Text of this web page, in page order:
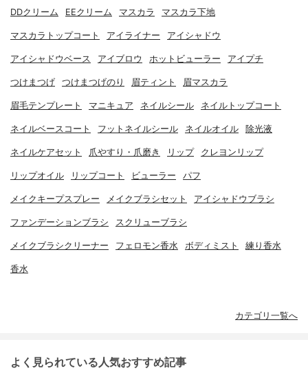
DDクリーム EEクリーム マスカラ マスカラ下地
マスカラトップコート アイライナー アイシャドウ
アイシャドウベース アイブロウ ホットビューラー アイプチ
つけまつげ つけまつげのり 眉ティント 眉マスカラ
眉毛テンプレート マニキュア ネイルシール ネイルトップコート
ネイルベースコート フットネイルシール ネイルオイル 除光液
ネイルケアセット 爪やすり・爪磨き リップ クレヨンリップ
リップオイル リップコート ビューラー パフ
メイクキープスプレー メイクブラシセット アイシャドウブラシ
ファンデーションブラシ スクリューブラシ
メイクブラシクリーナー フェロモン香水 ボディミスト 練り香水
香水
カテゴリ一覧へ
よく見られている人気おすすめ記事